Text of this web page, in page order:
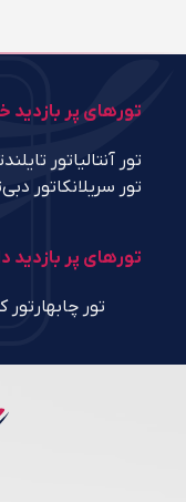
تورهای پر بازدید
تور آنتالیاتور تایلند
تور سریلانکاتور دبی
تورهای پر بازدید
تور چابهار